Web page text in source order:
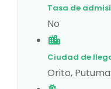
Tasa de
No
Ciudad de
Orito,